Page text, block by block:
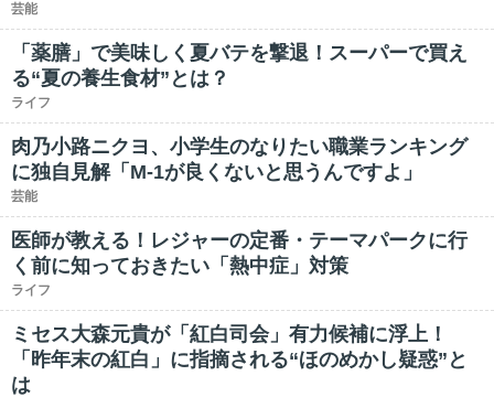
芸能
「薬膳」で美味しく夏バテを撃退！スーパーで買え
る“夏の養生食材”とは？
ライフ
肉乃小路ニクヨ、小学生のなりたい職業ランキング
に独自見解「M-1が良くないと思うんですよ」
芸能
医師が教える！レジャーの定番・テーマパークに行
く前に知っておきたい「熱中症」対策
ライフ
ミセス大森元貴が「紅白司会」有力候補に浮上！
「昨年末の紅白」に指摘される“ほのめかし疑惑”と
は